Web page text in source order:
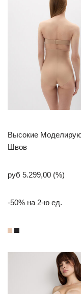
Высокие
Швов
руб 5.299,00 (%)
-50% на 2-ю ед.